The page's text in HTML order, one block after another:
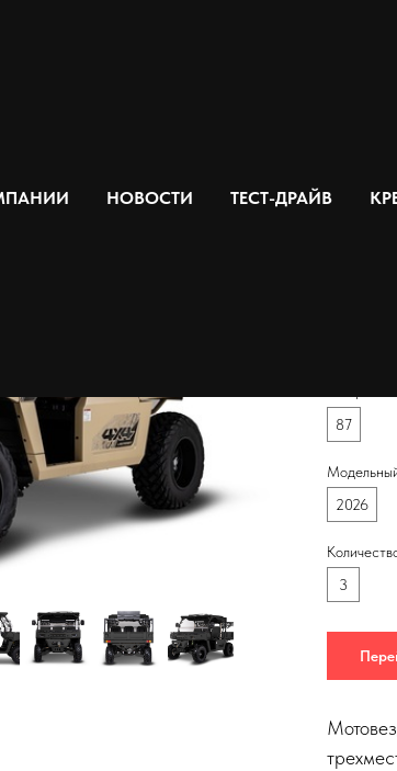
НОВОСТИ ТЕСТ-ДРАЙВ2 247
87
2026
3